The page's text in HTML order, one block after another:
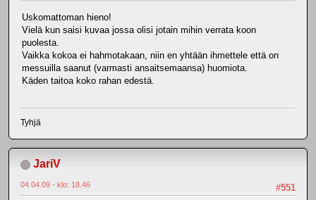
Uskomattoman hieno!
Vielä kun saisi kuvaa jossa olisi jotain mihin verrata koon
puolesta.
Vaikka kokoa ei hahmotakaan, niin en yhtään ihmettele että on
messuilla saanut (varmasti ansaitsemaansa) huomiota.
Käden taitoa koko rahan edestä.
Tyhjä
JariV
#551
04.04.09 - klo: 18.46